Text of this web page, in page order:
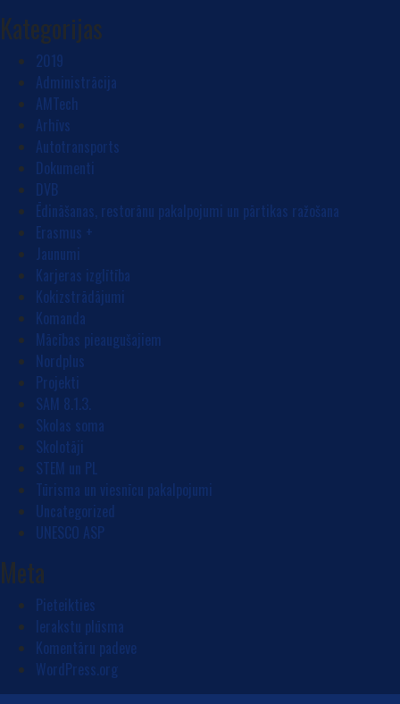
Kategorijas
2019
Administrācija
AMTech
Arhīvs
Autotransports
Dokumenti
DVB
Ēdināšanas, restorānu pakalpojumi un pārtikas ražošana
Erasmus +
Jaunumi
Karjeras izglītība
Kokizstrādājumi
Komanda
Mācības pieaugušajiem
Nordplus
Projekti
SAM 8.1.3.
Skolas soma
Skolotāji
STEM un PL
Tūrisma un viesnīcu pakalpojumi
Uncategorized
UNESCO ASP
Meta
Pieteikties
Ierakstu plūsma
Komentāru padeve
WordPress.org